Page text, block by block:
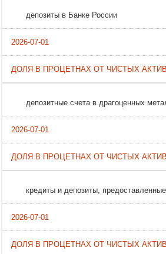
депозиты в Банке России
депозитные счета в драгоценных
кредиты и депозиты,